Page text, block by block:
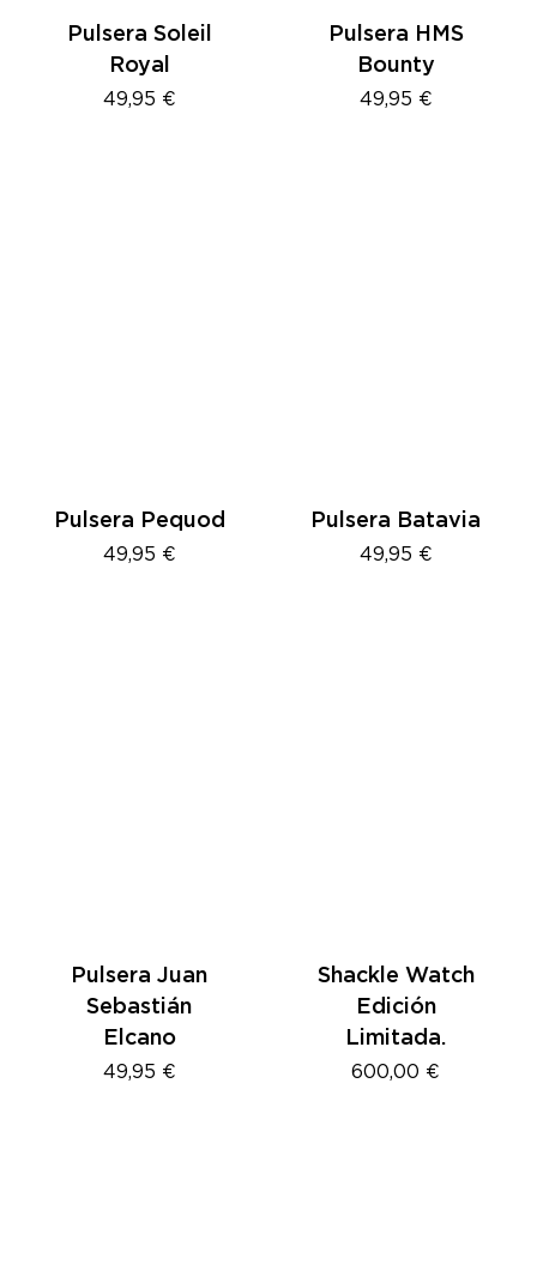
Pulsera Soleil
Royal
49,95 €
Pulsera HMS
Bounty
49,95 €
Pulsera Pequod
49,95 €
Pulsera Batavia
49,95 €
Pulsera Juan
Sebastián
Elcano
49,95 €
Shackle Watch
Edición
Limitada.
600,00 €